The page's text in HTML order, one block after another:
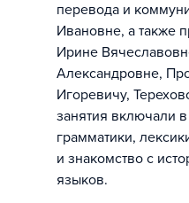
перевода и
Ивановне, а также
Ирине
Александровне,
Игоревичу,
занятия включали
грамматики,
и знакомство с
языков.